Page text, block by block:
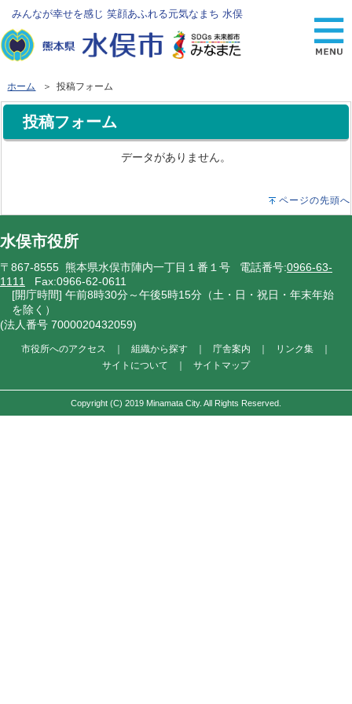
みんなが幸せを感じ 笑顔あふれる元気なまち 水俣
ホーム ＞ 投稿フォーム
投稿フォーム
データがありません。
ページの先頭へ
水俣市役所
〒867-8555 熊本県水俣市陣内一丁目１番１号 電話番号:0966-63-
1111 Fax:0966-62-0611
[開庁時間] 午前8時30分～午後5時15分（土・日・祝日・年末年始
を除く）
(法人番号 7000020432059)
市役所へのアクセス 組織から探す 庁舎案内 リンク集
サイトについて
サイトマップ
Copyright (C) 2019 Minamata City. All Rights Reserved.